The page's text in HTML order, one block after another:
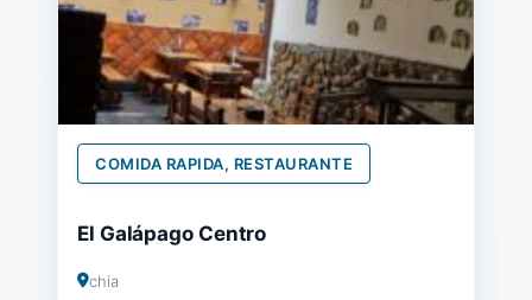
COMIDA RAPIDA, RESTAURANTE
El Galápago Centro
chia